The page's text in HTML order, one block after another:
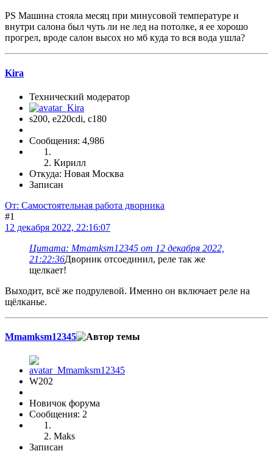
PS Машина стояла месяц при минусовой температуре и
внутри салона был чуть ли не лед на потолке, я ее хорошо
прогрел, вроде салон высох но мб куда то вся вода ушла?
Kira
Технический модератор
s200, е220cdi, с180
Сообщения: 4,986
Кирилл
Откуда: Новая Москва
Записан
От: Самостоятельная работа дворника
#1
12 декабря 2022, 22:16:07
Цитата: Mmamksm12345 от 12 декабря 2022,
21:22:36Дворник отсоединил, реле так же
щелкает!
Выходит, всё же подрулевой. Именно он включает реле на
щёлканье.
Mmamksm12345
W202
Новичок форума
Сообщения: 2
Maks
Записан